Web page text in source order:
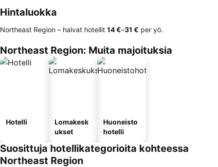
Hintaluokka
Northeast Region – halvat hotellit ‎14 €–‎31 € per yö.
Northeast Region: Muita majoituksia
Hotelli
Lomakesk
ukset
Huoneisto
hotelli
Suosittuja hotellikategorioita kohteessa
Northeast Region